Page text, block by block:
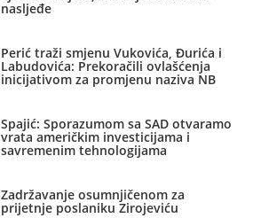
nasljeđe
Perić traži smjenu Vukovića, Đurića i
Labudovića: Prekoračili ovlašćenja
inicijativom za promjenu naziva NB
Spajić: Sporazumom sa SAD otvaramo
vrata američkim investicijama i
savremenim tehnologijama
Zadržavanje osumnjičenom za
prijetnje poslaniku Zirojeviću